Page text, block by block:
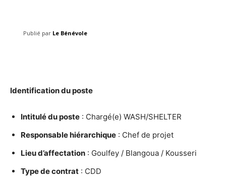
Publié par Le Bénévole
Identification du poste
Intitulé du poste : Chargé(e) WASH/SHELTER
Responsable hiérarchique : Chef de projet
Lieu d’affectation : Goulfey / Blangoua / Kousseri
Type de contrat : CDD